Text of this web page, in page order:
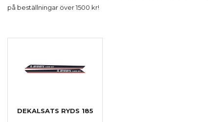
på beställningar över 1500 kr!
DEKALSATS RYDS 185